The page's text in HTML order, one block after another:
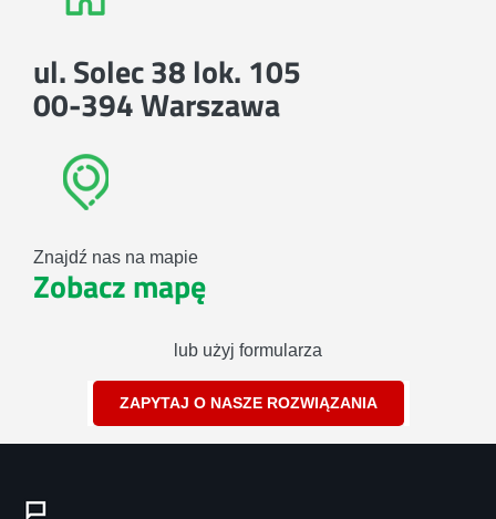
ul. Solec 38 lok. 105
00-394 Warszawa
Znajdź nas na mapie
Zobacz mapę
lub użyj formularza
ZAPYTAJ O NASZE ROZWIĄZANIA